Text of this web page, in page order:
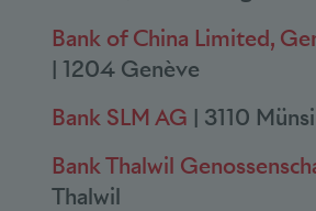
Bank of China Limited,
| 1204 Genève
Bank SLM AG | 3110
Bank Thalwil
Thalwil